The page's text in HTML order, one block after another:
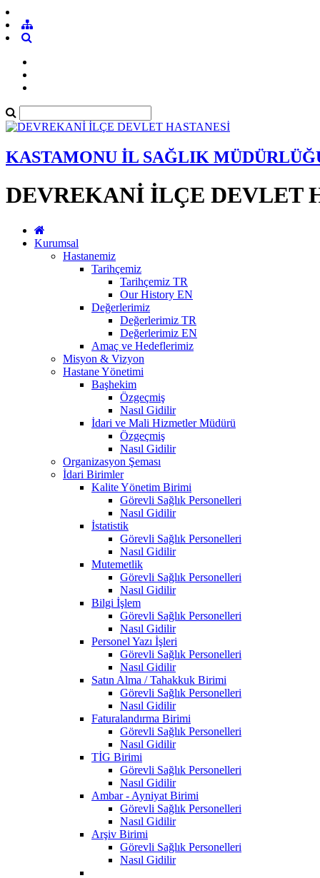
KASTAMONU İL SAĞLIK
DEVREKANİ İLÇE DEVLET
Kurumsal
Hastanemiz
Tarihçemiz
Tarihçemiz TR
Our History EN
Değerlerimiz
Değerlerimiz TR
Değerlerimiz EN
Amaç ve Hedeflerimiz
Misyon & Vizyon
Hastane Yönetimi
Başhekim
Özgeçmiş
Nasıl Gidilir
İdari ve Mali Hizmetler Müdürü
Özgeçmiş
Nasıl Gidilir
Organizasyon Şeması
İdari Birimler
Kalite Yönetim Birimi
Görevli Sağlık Personelleri
Nasıl Gidilir
İstatistik
Görevli Sağlık Personelleri
Nasıl Gidilir
Mutemetlik
Görevli Sağlık Personelleri
Nasıl Gidilir
Bilgi İşlem
Görevli Sağlık Personelleri
Nasıl Gidilir
Personel Yazı İşleri
Görevli Sağlık Personelleri
Nasıl Gidilir
Satın Alma / Tahakkuk Birimi
Görevli Sağlık Personelleri
Nasıl Gidilir
Faturalandırma Birimi
Görevli Sağlık Personelleri
Nasıl Gidilir
TİG Birimi
Görevli Sağlık Personelleri
Nasıl Gidilir
Ambar - Ayniyat Birimi
Görevli Sağlık Personelleri
Nasıl Gidilir
Arşiv Birimi
Görevli Sağlık Personelleri
Nasıl Gidilir